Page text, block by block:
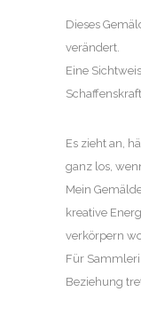
Dieses
verändert.
Eine
Es zieht an,
ganz los,
Mein
kreative
verkörpern
Für
Beziehung